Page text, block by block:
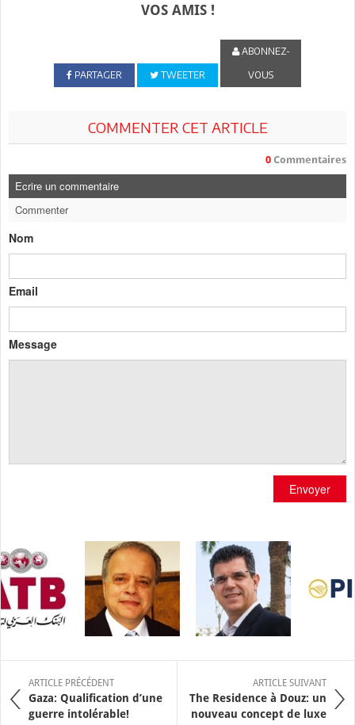
VOS AMIS !
PARTAGER TWEETER
ABONNEZ-
VOUS
COMMENTER CET ARTICLE
0 Commentaires
Ecrire un commentaire
Commenter
Nom
Email
Message
Envoyer
ARTICLE PRÉCÉDENT
Gaza: Qualification d’une
guerre intolérable!
ARTICLE SUIVANT
The Residence à Douz: un
nouveau concept de luxe